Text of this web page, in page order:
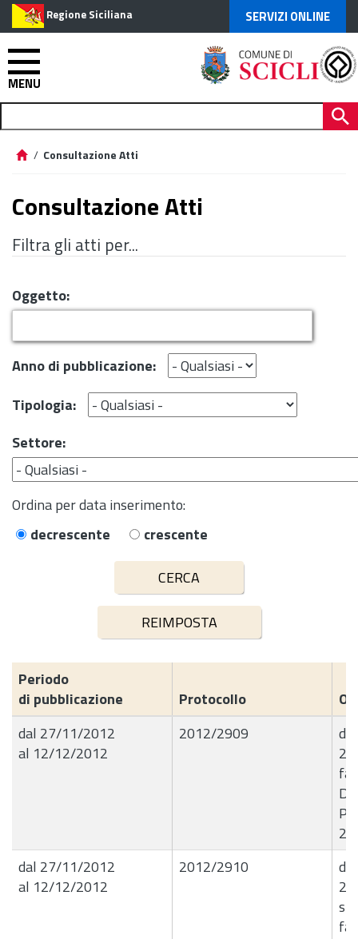
Regione Siciliana SERVIZI ONLINE
MENU
/ Consultazione Atti
Consultazione Atti
Filtra gli atti per...
Oggetto:
Anno di pubblicazione:
Tipologia:
Settore:
Ordina per data inserimento:
decrescente
crescente
Periodo
di pubblicazione
Protocollo
dal 27/11/2012
al 12/12/2012
2012/2909
dal 27/11/2012
al 12/12/2012
2012/2910